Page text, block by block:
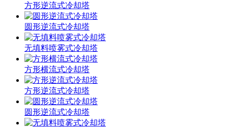
方形逆流式冷却塔
圆形逆流式冷却塔
无填料喷雾式冷却塔
方形横流式冷却塔
方形逆流式冷却塔
圆形逆流式冷却塔